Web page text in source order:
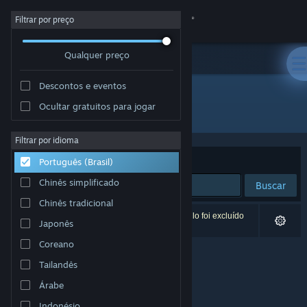
Iniciar sessão
Sobre
Suporte
Alterar idioma
Baixe o aplicativo móvel do Steam
Ver versão para computadores
Filtrar por preço
Qualquer preço
Descontos e eventos
Ocultar gratuitos para jogar
Filtrar por idioma
Português (Brasil)
Chinês simplificado
Chinês tradicional
Japonês
Coreano
Tailandês
Árabe
Desenvolvedor: Peer Draeger
Ordenar por Relevância
Buscar
0 resultados correspondem à sua busca. Um título foi excluído
de acordo com as suas preferências.